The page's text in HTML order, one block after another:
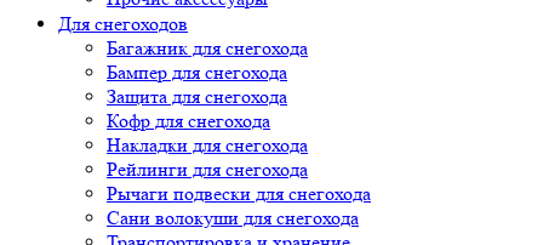
Для снегоходов
Багажник для снегохода
Бампер для снегохода
Защита для снегохода
Кофр для снегохода
Накладки для снегохода
Рейлинги для снегохода
Рычаги подвески для снегохода
Сани волокуши для снегохода